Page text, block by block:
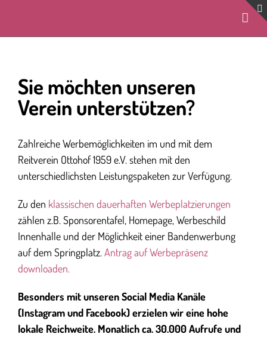
springen
Sie möchten unseren
Verein unterstützen?
Zahlreiche Werbemöglichkeiten im und mit dem
Reitverein Ottohof 1959 e.V. stehen mit den
unterschiedlichsten Leistungspaketen zur Verfügung.
Zu den klassischen dauerhaften Werbeplatzierungen
zählen z.B. Sponsorentafel, Homepage, Werbeschild
Innenhalle und der Möglichkeit einer Bandenwerbung
auf dem Springplatz. Antrag auf Werbepräsenz
downloaden.
Besonders mit unseren Social Media Kanäle
(Instagram und Facebook) erzielen wir eine hohe
lokale Reichweite. Monatlich ca. 30.000 Aufrufe und